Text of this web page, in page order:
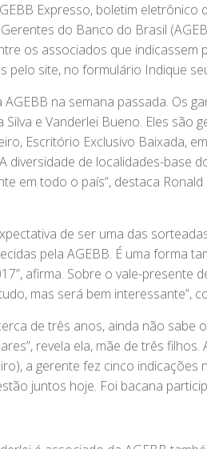
Expresso, boletim
do Banco do Brasil
os associados que
pelo site, no formulário Indique
na semana passada. Os
Silva e Vanderlei Bueno. Eles são
Escritório Exclusivo Baixada,
diversidade de localidades-base
em todo o país”, destaca
de ser uma das
pela AGEBB. É uma forma
afirma. Sobre o vale-presente
mas será bem interessante”,
de três anos, ainda não sabe
revela ela, mãe de três
a gerente fez cinco indicações
juntos hoje. Foi bacana